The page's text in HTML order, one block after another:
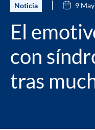
Noticia 9
El
con
tras